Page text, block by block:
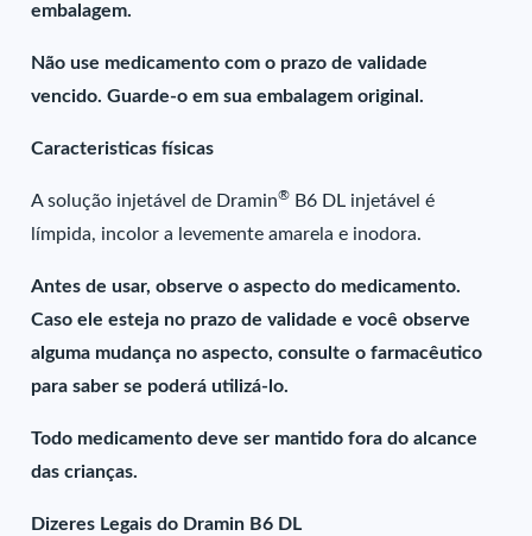
embalagem.
Não use medicamento com o prazo de validade
vencido. Guarde-o em sua embalagem original.
Caracteristicas físicas
A solução injetável de Dramin® B6 DL injetável é
límpida, incolor a levemente amarela e inodora.
Antes de usar, observe o aspecto do medicamento.
Caso ele esteja no prazo de validade e você observe
alguma mudança no aspecto, consulte o farmacêutico
para saber se poderá utilizá-lo.
Todo medicamento deve ser mantido fora do alcance
das crianças.
Dizeres Legais do Dramin B6 DL